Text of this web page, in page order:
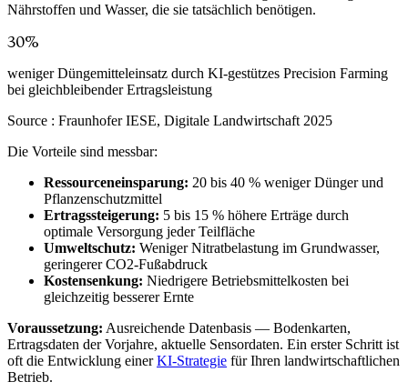
Nährstoffen und Wasser, die sie tatsächlich benötigen.
30%
weniger Düngemitteleinsatz durch KI-gestützes Precision Farming
bei gleichbleibender Ertragsleistung
Source : Fraunhofer IESE, Digitale Landwirtschaft 2025
Die Vorteile sind messbar:
Ressourceneinsparung: 20 bis 40 % weniger Dünger und
Pflanzenschutzmittel
Ertragssteigerung: 5 bis 15 % höhere Erträge durch
optimale Versorgung jeder Teilfläche
Umweltschutz: Weniger Nitratbelastung im Grundwasser,
geringerer CO2-Fußabdruck
Kostensenkung: Niedrigere Betriebsmittelkosten bei
gleichzeitig besserer Ernte
Voraussetzung: Ausreichende Datenbasis — Bodenkarten,
Ertragsdaten der Vorjahre, aktuelle Sensordaten. Ein erster Schritt ist
oft die Entwicklung einerKI-Strategie für Ihren landwirtschaftlichen
Betrieb.